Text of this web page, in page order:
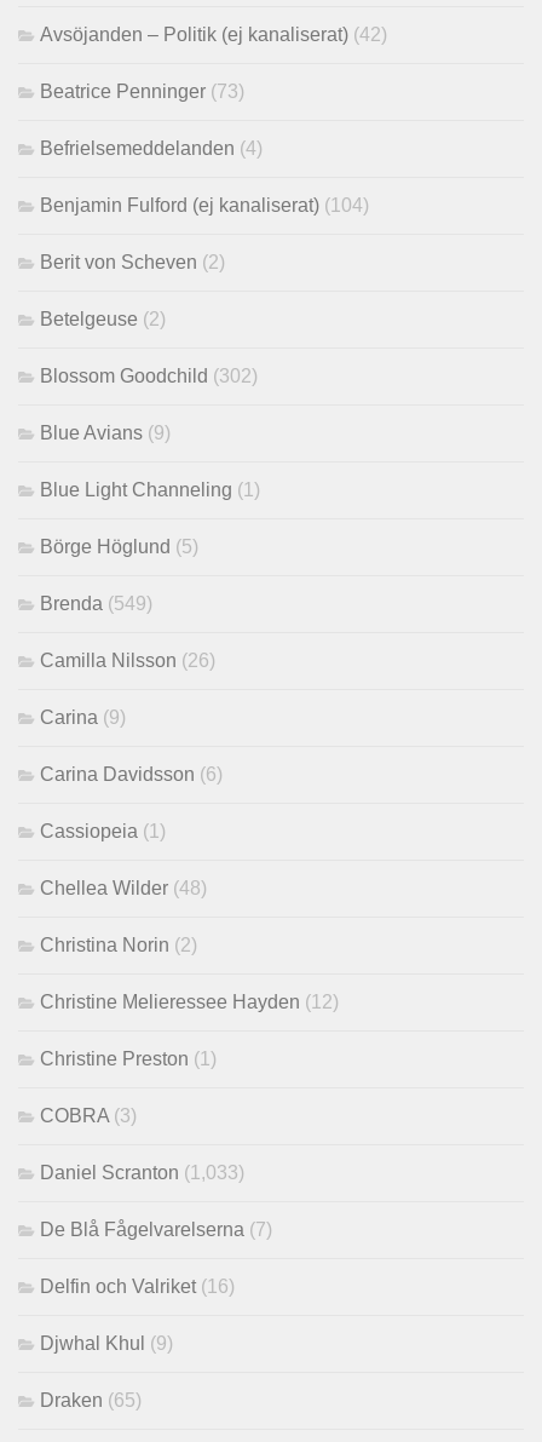
Avsöjanden – Politik (ej kanaliserat) (42)
Beatrice Penninger (73)
Befrielsemeddelanden (4)
Benjamin Fulford (ej kanaliserat) (104)
Berit von Scheven (2)
Betelgeuse (2)
Blossom Goodchild (302)
Blue Avians (9)
Blue Light Channeling (1)
Börge Höglund (5)
Brenda (549)
Camilla Nilsson (26)
Carina (9)
Carina Davidsson (6)
Cassiopeia (1)
Chellea Wilder (48)
Christina Norin (2)
Christine Melieressee Hayden (12)
Christine Preston (1)
COBRA (3)
Daniel Scranton (1,033)
De Blå Fågelvarelserna (7)
Delfin och Valriket (16)
Djwhal Khul (9)
Draken (65)